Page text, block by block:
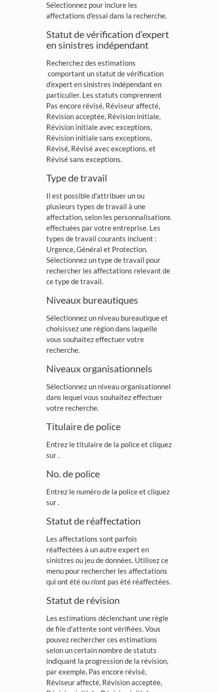
Sélectionnez pour inclure les
affectations d'essai dans la recherche.
Statut de vérification d’expert
en sinistres indépendant
Recherchez des estimations
comportant un statut de vérification
d’expert en sinistres indépendant en
particulier. Les statuts comprennent
Pas encore révisé, Réviseur affecté,
Révision acceptée, Révision initiale,
Révision initiale avec exceptions,
Révision initiale sans exceptions,
Révisé, Révisé avec exceptions, et
Révisé sans exceptions.
Type de travail
Il est possible d'attribuer un ou
plusieurs types de travail à une
affectation, selon les personnalisations
effectuées par votre entreprise. Les
types de travail courants incluent :
Urgence, Général et Protection.
Sélectionnez un type de travail pour
rechercher les affectations relevant de
ce type de travail.
Niveaux bureautiques
Sélectionnez un niveau bureautique et
choisissez une région dans laquelle
vous souhaitez effectuer votre
recherche.
Niveaux organisationnels
Sélectionnez un niveau organisationnel
dans lequel vous souhaitez effectuer
votre recherche.
Titulaire de police
Entrez le titulaire de la police et cliquez
sur.
No. de police
Entrez le numéro de la police et cliquez
sur.
Statut de réaffectation
Les affectations sont parfois
réaffectées à un autre expert en
sinistres ou jeu de données. Utilisez ce
menu pour rechercher les affectations
qui ont été ou n'ont pas été réaffectées.
Statut de révision
Les estimations déclenchant une règle
de file d'attente sont vérifiées. Vous
pouvez rechercher ces estimations
selon un certain nombre de statuts
indiquant la progression de la révision,
par exemple, Pas encore révisé,
Réviseur affecté, Révision acceptée,